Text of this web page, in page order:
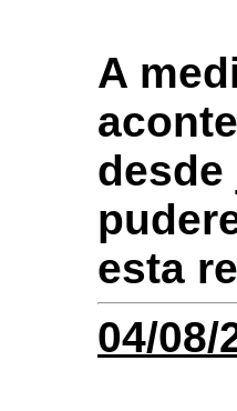
A
esta
04/08/